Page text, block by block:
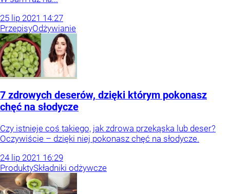
25 lip 2021 14:27
PrzepisyOdżywianie
7 zdrowych deserów, dzięki którym pokonasz
chęć na słodycze
Czy istnieje coś takiego, jak zdrowa przekąska lub deser?
Oczywiście – dzięki niej pokonasz chęć na słodycze.
24 lip 2021 16:29
ProduktySkładniki odżywcze